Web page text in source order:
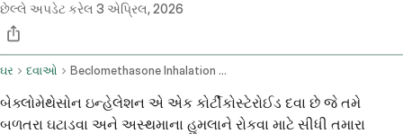
છેલ્લે અપડેટ કરેલ 3 એપ્રિલ, 2026
ઘર દવાઓ Beclomethasone Inhalation Route
બેક્લોમેથેસોન ઇન્હેલેશન એ એક કોર્ટીકોસ્ટેરોઈડ દવા છે જે તમે
બળતરા ઘટાડવા અને અસ્થમાના હુમલાને રોકવા માટે સીધી તમારા